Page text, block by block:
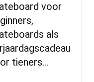
voor
als
tieners…